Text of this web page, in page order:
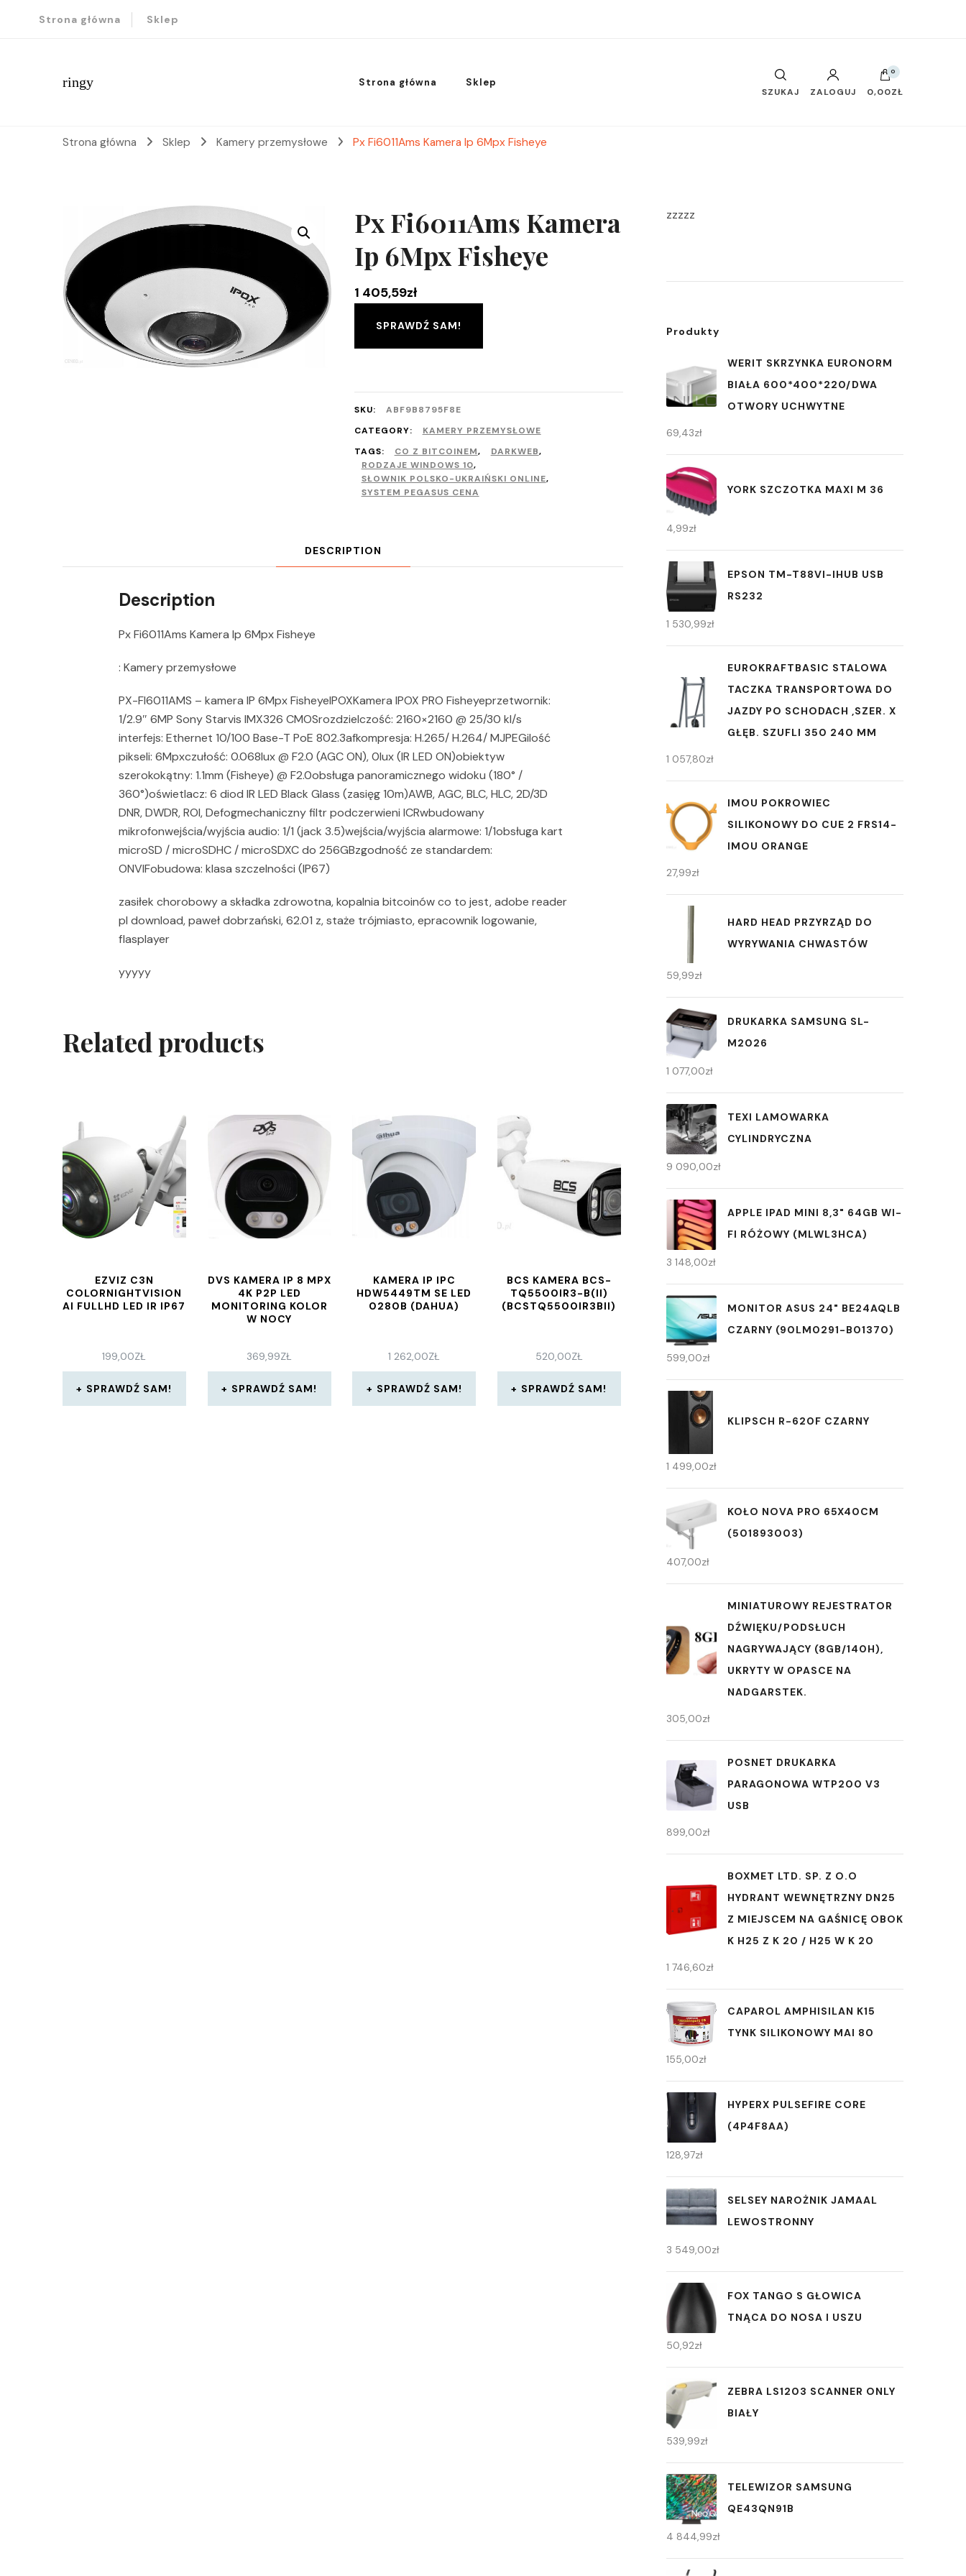
Strona główna Sklep
ringy Strona główna Sklep
SZUKAJ ZALOGUJ
0
0,00ZŁ
Strona główna Sklep Kamery przemysłowe Px Fi6011Ams Kamera Ip 6Mpx Fisheye
Px Fi6011Ams Kamera
Ip 6Mpx Fisheye
1 405,59zł
SPRAWDŹ SAM!
SKU:
ABF9B8795F8E
CATEGORY:
KAMERY PRZEMYSŁOWE
TAGS:
CO Z BITCOINEM, DARKWEB,
RODZAJE WINDOWS 10,
SŁOWNIK POLSKO-UKRAIŃSKI ONLINE,
SYSTEM PEGASUS CENA
DESCRIPTION
Description
Px Fi6011Ams Kamera Ip 6Mpx Fisheye
: Kamery przemysłowe
PX-FI6011AMS – kamera IP 6Mpx FisheyeIPOXKamera IPOX PRO Fisheyeprzetwornik:
1/2.9″ 6MP Sony Starvis IMX326 CMOSrozdzielczość: 2160×2160 @ 25/30 kl/s
interfejs: Ethernet 10/100 Base-T PoE 802.3afkompresja: H.265/ H.264/ MJPEGilość
pikseli: 6Mpxczułość: 0.068lux @ F2.0 (AGC ON), 0lux (IR LED ON)obiektyw
szerokokątny: 1.1mm (Fisheye) @ F2.0obsługa panoramicznego widoku (180° /
360°)oświetlacz: 6 diod IR LED Black Glass (zasięg 10m)AWB, AGC, BLC, HLC, 2D/3D
DNR, DWDR, ROI, Defogmechaniczny filtr podczerwieni ICRwbudowany
mikrofonwejścia/wyjścia audio: 1/1 (jack 3.5)wejścia/wyjścia alarmowe: 1/1obsługa kart
microSD / microSDHC / microSDXC do 256GBzgodność ze standardem:
ONVIFobudowa: klasa szczelności (IP67)
zasiłek chorobowy a składka zdrowotna, kopalnia bitcoinów co to jest, adobe reader
pl download, paweł dobrzański, 62.01 z, staże trójmiasto, epracownik logowanie,
flasplayer
yyyyy
Related products
EZVIZ C3N
COLORNIGHTVISION
AI FULLHD LED IR IP67
199,00ZŁ
SPRAWDŹ SAM!
DVS KAMERA IP 8 MPX
4K P2P LED
MONITORING KOLOR
W NOCY
369,99ZŁ
SPRAWDŹ SAM!
KAMERA IP IPC
HDW5449TM SE LED
0280B (DAHUA)
1 262,00ZŁ
SPRAWDŹ SAM!
BCS KAMERA BCS-
TQ5500IR3-B(II)
(BCSTQ5500IR3BII)
520,00ZŁ
SPRAWDŹ SAM!
zzzzz
Produkty
WERIT SKRZYNKA EURONORM
BIAŁA 600*400*220/DWA
OTWORY UCHWYTNE
69,43zł
YORK SZCZOTKA MAXI M 36
4,99zł
EPSON TM-T88VI-IHUB USB
RS232
1 530,99zł
EUROKRAFTBASIC STALOWA
TACZKA TRANSPORTOWA DO
JAZDY PO SCHODACH ,SZER. X
GŁĘB. SZUFLI 350 240 MM
1 057,80zł
IMOU POKROWIEC
SILIKONOWY DO CUE 2 FRS14-
IMOU ORANGE
27,99zł
HARD HEAD PRZYRZĄD DO
WYRYWANIA CHWASTÓW
59,99zł
DRUKARKA SAMSUNG SL-
M2026
1 077,00zł
TEXI LAMOWARKA
CYLINDRYCZNA
9 090,00zł
APPLE IPAD MINI 8,3" 64GB WI-
FI RÓŻOWY (MLWL3HCA)
3 148,00zł
MONITOR ASUS 24" BE24AQLB
CZARNY (90LM0291-B01370)
599,00zł
KLIPSCH R-620F CZARNY
1 499,00zł
KOŁO NOVA PRO 65X40CM
(501893003)
407,00zł
MINIATUROWY REJESTRATOR
DŹWIĘKU/PODSŁUCH
NAGRYWAJĄCY (8GB/140H),
UKRYTY W OPASCE NA
NADGARSTEK.
305,00zł
POSNET DRUKARKA
PARAGONOWA WTP200 V3
USB
899,00zł
BOXMET LTD. SP. Z O.O
HYDRANT WEWNĘTRZNY DN25
Z MIEJSCEM NA GAŚNICĘ OBOK
K H25 Z K 20 / H25 W K 20
1 746,60zł
CAPAROL AMPHISILAN K15
TYNK SILIKONOWY MAI 80
155,00zł
HYPERX PULSEFIRE CORE
(4P4F8AA)
128,97zł
SELSEY NAROŻNIK JAMAAL
LEWOSTRONNY
3 549,00zł
FOX TANGO S GŁOWICA
TNĄCA DO NOSA I USZU
50,92zł
ZEBRA LS1203 SCANNER ONLY
BIAŁY
539,99zł
TELEWIZOR SAMSUNG
QE43QN91B
4 844,99zł